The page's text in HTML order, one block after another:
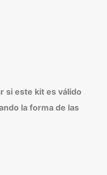
si este kit es válido
la forma de las